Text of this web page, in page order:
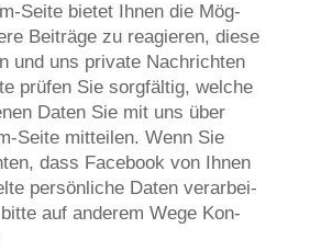
Sei­te bie­tet Ihnen die Mög­
Bei­trä­ge zu reagie­ren, die­se
und uns pri­va­te Nach­rich­ten
prü­fen Sie sorg­fäl­tig, wel­che
Daten Sie mit uns über
Sei­te mit­tei­len. Wenn Sie
dass Face­book von Ihnen
per­sön­li­che Daten ver­ar­bei­
auf ande­rem Wege Kon­